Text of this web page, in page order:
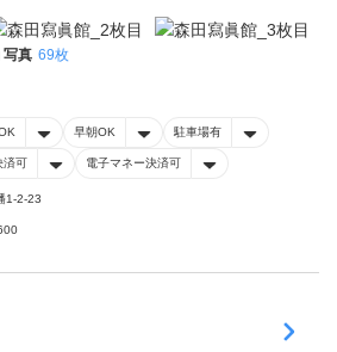
写真 69枚
早朝OK 駐車場有
済可 電子マネー決済可
1-2-23